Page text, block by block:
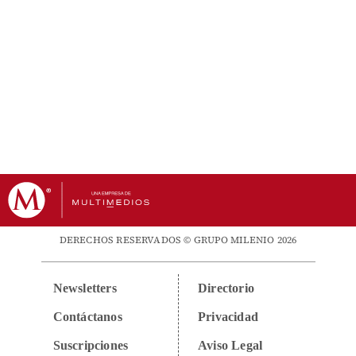
DERECHOS RESERVADOS © GRUPO MILENIO 2026
Newsletters
Contáctanos
Suscripciones
Directorio
Privacidad
Aviso Legal